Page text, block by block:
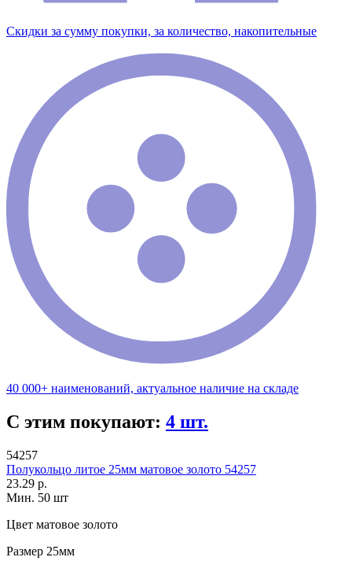
Скидки за сумму покупки, за количество, накопительные
40 000+ наименований, актуальное наличие на складе
С этим покупают: 4 шт.
54257
Полукольцо литое 25мм матовое золото 54257
23.29 р.
Мин. 50 шт
Цвет матовое золото
Размер 25мм